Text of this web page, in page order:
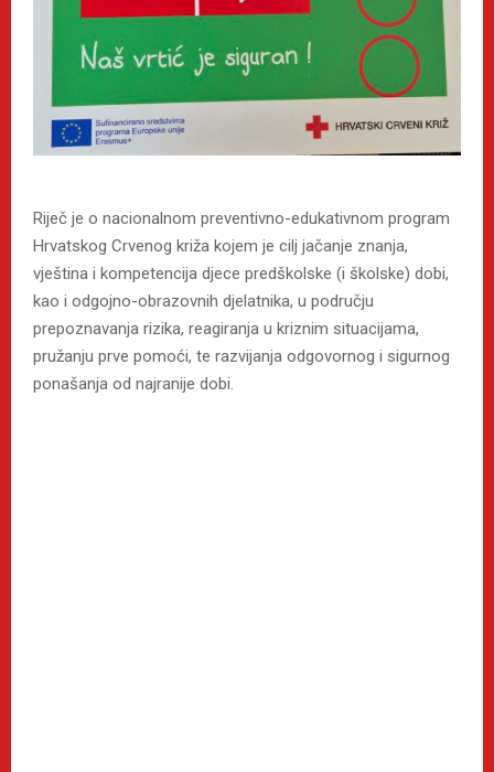
Riječ je o nacionalnom preventivno-edukativnom program
Hrvatskog Crvenog križa kojem je cilj jačanje znanja,
vještina i kompetencija djece predškolske (i školske) dobi,
kao i odgojno-obrazovnih djelatnika, u području
prepoznavanja rizika, reagiranja u kriznim situacijama,
pružanju prve pomoći, te razvijanja odgovornog i sigurnog
ponašanja od najranije dobi.